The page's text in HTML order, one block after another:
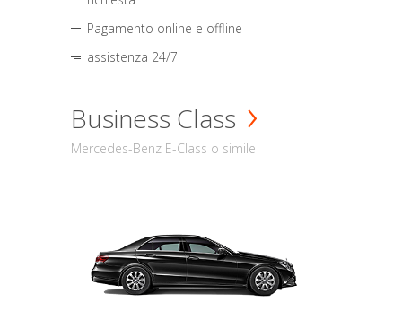
Pagamento online e offline
assistenza 24/7
Business Class
Mercedes-Benz E-Class o simile